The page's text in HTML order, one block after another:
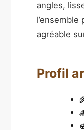
angles,
l’ensemble
agréable
Profil